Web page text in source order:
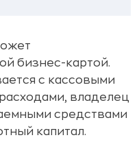
бизнес-картой.
с кассовыми
владелец
средствами
капитал.